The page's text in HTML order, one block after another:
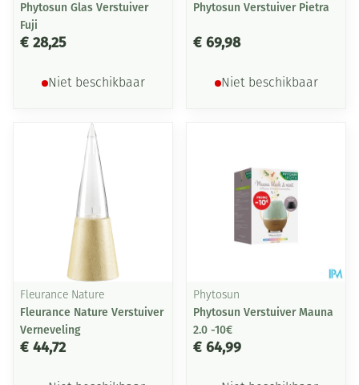
Phytosun Glas Verstuiver
Fuji
€ 28,25
Niet beschikbaar
Phytosun Verstuiver Pietra
€ 69,98
Niet beschikbaar
Fleurance Nature
Fleurance Nature Verstuiver
Verneveling
€ 44,72
Phytosun
Phytosun Verstuiver Mauna
2.0 -10€
€ 64,99